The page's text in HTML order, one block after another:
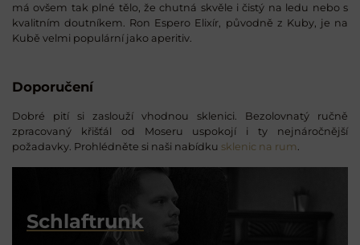
má ovšem tak plné tělo, že chutná skvěle i čistý na ledu nebo s
kvalitním doutníkem. Ron Espero Elixír, původně z Kuby, je na
Kubě velmi populární jako aperitiv.
Doporučení
Dobré pití si zaslouží vhodnou sklenici. Bezolovnatý ručně
zpracovaný křišťál od Moseru uspokojí i ty nejnáročnější
požadavky. Prohlédněte si naši nabídku sklenic na rum
Schlaftrunk